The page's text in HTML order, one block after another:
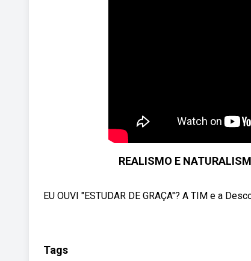
REALISMO E
EU OUVI "ESTUDAR DE GRAÇA"? A TIM e a
Tags